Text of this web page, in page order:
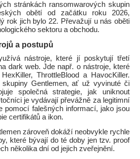
stránkách ransomwarových skupin
obětí od začátku roku 2026,
rok jich bylo 22. Převažují u nás oběti
sektoru a obchodu.
a postupů
nástroje, které jí poskytují třetí
dark web. Jde např. o nástroje, které
ThrottleBlood a HavocKiller.
Gentlemen, ať už vyvinuté či
společná strategie, jak uniknout
je vydávají převážně za legitimní
pomocí falešných informací, jako jsou
certifikátů a ikon.
zároveň dokáží neobvykle rychle
které bývají do té doby jen tzv. proof
několika dní od jejich zveřejnění.